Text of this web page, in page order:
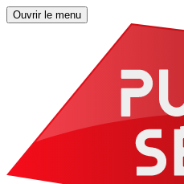
Ouvrir le menu